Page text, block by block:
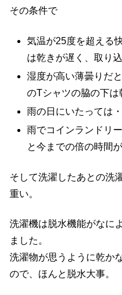
その条件で
気温が25度を超える
は乾きが遅く、取り
湿度が高い薄曇りだ
のTシャツの脇の下は
雨の日にいたっては
雨でコインランドリ
と今までの倍の時間
そして洗濯したあとの洗
重い。
洗濯機は脱水機能がなに
ました。
洗濯物が思うように乾か
ので、ほんと脱水大事。